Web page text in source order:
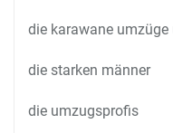
die karawane
die starken männer
die umzugsprofis